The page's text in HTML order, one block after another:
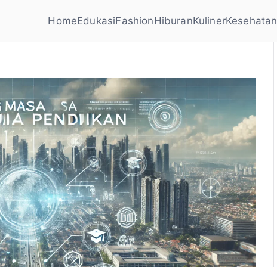
HomeEdukasiFashionHiburanKulinerKesehatan